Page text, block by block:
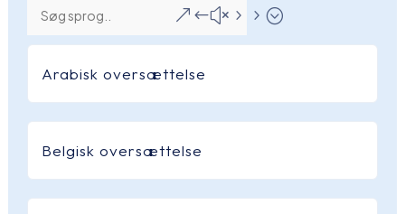
&#x55;
Arabisk oversættelse
Belgisk oversættelse